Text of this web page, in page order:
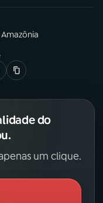
do
um clique.